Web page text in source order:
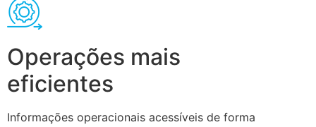
Operações mais
eficientes
Informações operacionais acessíveis de forma